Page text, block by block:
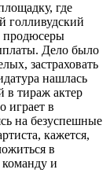
где
голливудский
продюсеры
Дело было
застраховать
нашлась
тираж актер
в
на безуспешные
кажется,
в
и